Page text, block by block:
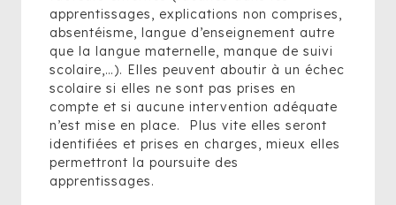
apprentissages, explications non comprises,
absentéisme, langue d’enseignement autre
que la langue maternelle, manque de suivi
scolaire,…). Elles peuvent aboutir à un échec
scolaire si elles ne sont pas prises en
compte et si aucune intervention adéquate
n’est mise en place. Plus vite elles seront
identifiées et prises en charges, mieux elles
permettront la poursuite des
apprentissages.